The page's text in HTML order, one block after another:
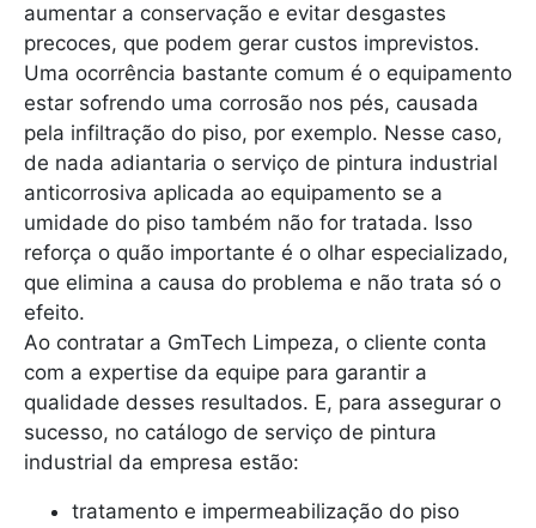
aumentar a conservação e evitar desgastes
precoces, que podem gerar custos imprevistos.
Uma ocorrência bastante comum é o equipamento
estar sofrendo uma corrosão nos pés, causada
pela infiltração do piso, por exemplo. Nesse caso,
de nada adiantaria o serviço de pintura industrial
anticorrosiva aplicada ao equipamento se a
umidade do piso também não for tratada. Isso
reforça o quão importante é o olhar especializado,
que elimina a causa do problema e não trata só o
efeito.
Ao contratar a GmTech Limpeza, o cliente conta
com a expertise da equipe para garantir a
qualidade desses resultados. E, para assegurar o
sucesso, no catálogo de serviço de pintura
industrial da empresa estão:
tratamento e impermeabilização do piso